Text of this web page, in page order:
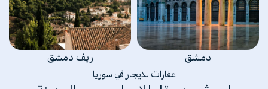
دمشق ريف دمشق
عقارات للايجار في سوريا